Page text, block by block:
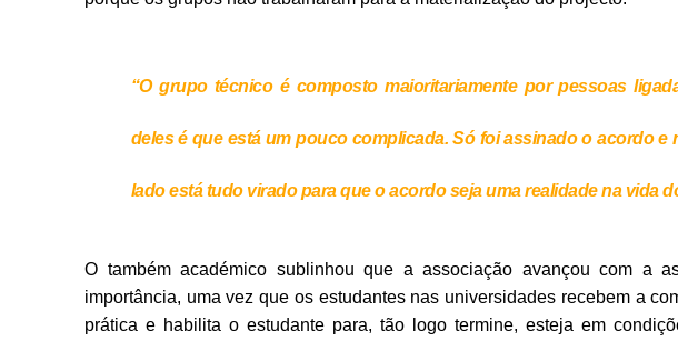
“O grupo técnico é composto maioritariamente por pessoas
deles é que está um pouco complicada. Só foi assinado o acordo e
lado está tudo virado para que o acordo seja uma realidade na vida
O também académico sublinhou que a associação avançou com a
importância, uma vez que os estudantes nas universidades recebem a
prática e habilita o estudante para, tão logo termine, esteja em